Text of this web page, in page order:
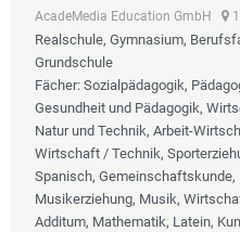
AcadeMedia Education GmbH
Realschule, Gymnasium,
Grundschule
Fächer: Sozialpädagogik,
Gesundheit und Pädagogik,
Natur und Technik, Arbeit-
Wirtschaft / Technik,
Spanisch,
Musikerziehung, Musik,
Additum, Mathematik, Latein,